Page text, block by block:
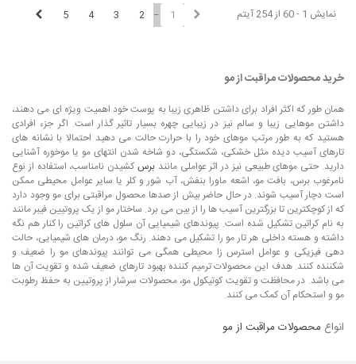
1
2
3
4
5 نمایش 1 - 60 از 254 آیتم
خرید محصولات مراقبت از مو
همان طور که اکثر افراد برای داشتن ظاهری زیبا به پوست خود اهمیت ویژه ای می دهند،
داشتن موهایی زیبا و سالم نیز در زیبایی چهره بسیار تاثیر گذار است. اگر جزء افرادی
هستید که به طور مرتب موهای خود را با حرارت حالت می دهید احتمالا با نشانه های
تارهای آسیب دیده مثل خشکی، شکستگی، دو شاخه شدن انتهای مو یا موخوره آشنایی
دارید. حتی موهای طبیعی نیز در اثر عواملی مانندبرس کشیدن نامناسب، استفاده از نوع
نامرغوب برس، بافت مو، اشعه ماورا بنفش، آب شور و کلر یا سایر عوامل محیطی ممکن
است دچار آسیب شوند. در حال حاضر بیش از صدها محصول مراقبتی برای مو وجود دارد
که از کوچکترین تا بزرگترین آسیب ها را از بین می برد. ساختار مو از یک پروتیین فیبر مانند
به نام کراتین تشکیل شده است. پیوندهای شیمیایی آن سلول های کراتین را کنار هم نگه
داشته و هسته داخلی هر تار مو را تشکیل می دهند. رنگ مو، درمان های شیمیایی، حالت
دهی فیزیکی و عوامل استرس زا محیطی همگی می توانند پیوندهای مو را ضعیف و
شکننده کنند. هدف این محصولات ترمیم کننده بهبود تارهای ضعیف شده و تقویت آن ها
می باشد. در محافظت و تقویت کوتیکول مو، محصولات سرشار از پروتیین به حفظ رطوبت
مو و استحکام آن کمک می کنند.
انواع محصولات مراقبت از مو